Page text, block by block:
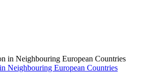
Neighbouring European Countries